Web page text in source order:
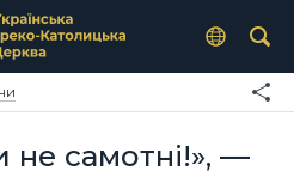
не самотні!», —